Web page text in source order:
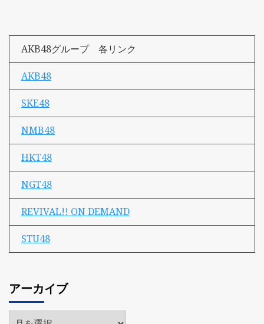
AKB48グループ 各リンク
AKB48
SKE48
NMB48
HKT48
NGT48
REVIVAL!! ON DEMAND
STU48
アーカイブ
ア